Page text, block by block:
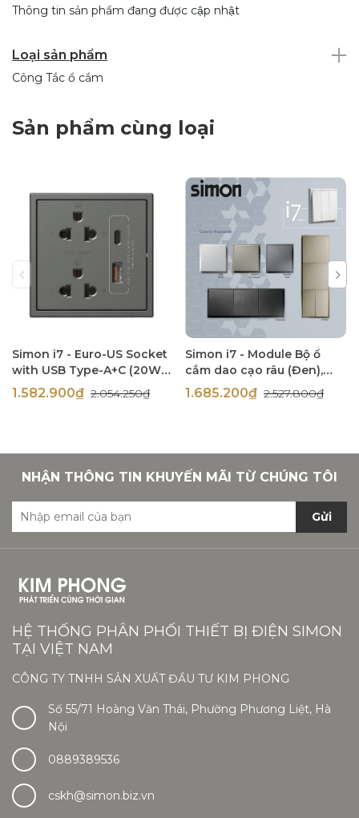
Thông tin sản phẩm đang được cập nhật
Loại sản phẩm
Công Tắc ổ cắm
Sản phẩm cùng loại
Simon i7 - Euro-US Socket
with USB Type-A+C (20W),
(Đen), 71E7251-26
1.582.900₫ 2.054.250₫
Simon i7 - Module Bộ ổ
cắm dao cạo râu (Đen),
714504-26
1.685.200₫ 2.527.800₫
NHẬN THÔNG TIN KHUYẾN MÃI TỪ CHÚNG TÔI
Gửi
HỆ THỐNG PHÂN PHỐI THIẾT BỊ ĐIỆN SIMON
TẠI VIỆT NAM
CÔNG TY TNHH SẢN XUẤT ĐẦU TƯ KIM PHONG
Số 55/71 Hoàng Văn Thái, Phường Phương Liệt, Hà
Nội
0889389536
cskh@simon.biz.vn